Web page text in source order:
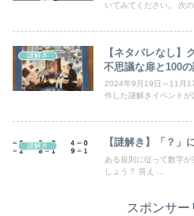
いてみてください。 次の
謎解き
【ネタバレなし】
不思議な扉と100
2024年9月19日～11月
作した謎解きイベントが
謎解き 【謎解き】「？」
ある規則に従って数字
しょう？ 答え ...
スポンサー